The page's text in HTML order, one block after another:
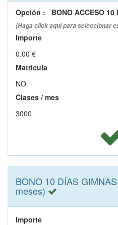
Opción : BONO ACCESO 10
(Haga click aquí para seleccionar
Importe
0.00 €
Matrícula
NO
Clases / mes
3000
BONO 10 DÍAS
meses)
Importe